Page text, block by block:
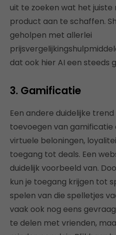
uit te zoeken wat het
product aan te schaffen.
geholpen met allerlei
dat ook hier AI een steeds
3. Gamificatie
Een andere duidelijke
toevoegen van gamificatie
virtuele beloningen,
toegang tot deals. Een
duidelijk voorbeeld van.
kun je toegang krijgen tot
spelen van die spelletjes
vaak ook nog eens
te delen met vrienden,